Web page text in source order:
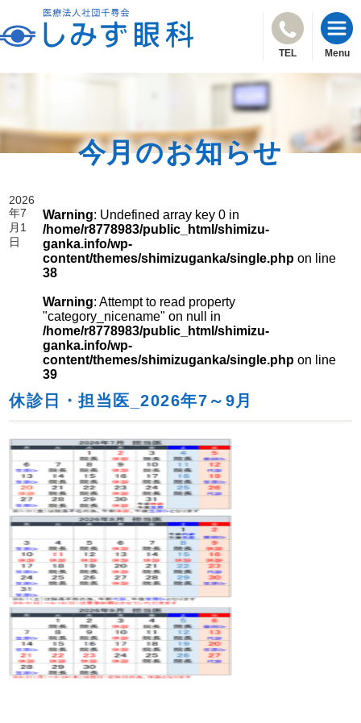
TEL Menu
今月のお知らせ
2026
年7
月1
日
Warning: Undefined array key 0 in
/home/r8778983/public_html/shimizu-
ganka.info/wp-
content/themes/shimizuganka/single.php on line
38
Warning: Attempt to read property
"category_nicename" on null in
/home/r8778983/public_html/shimizu-
ganka.info/wp-
content/themes/shimizuganka/single.php on line
39
休診日・担当医_2026年7～9月